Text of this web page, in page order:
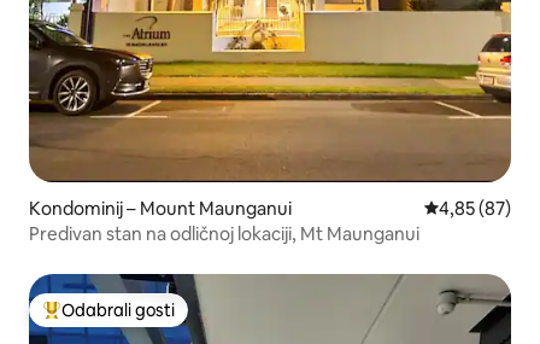
Kondominij – Mount Maunganui Prosječna
4,85 (87)
Predivan stan na odličnoj lokaciji, Mt Maunganui
Među najviše rangiranima s oznakom „Odabrali gosti”
Odabrali gosti